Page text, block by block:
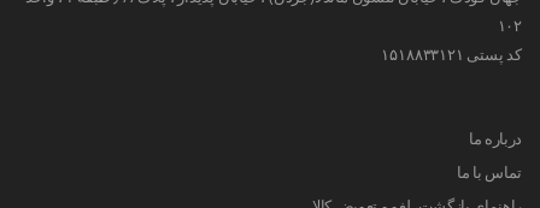
۱۰۲
کد پستی ۱۵۱۸۸۳۳۱۲۱
درباره ما
تماس با ما